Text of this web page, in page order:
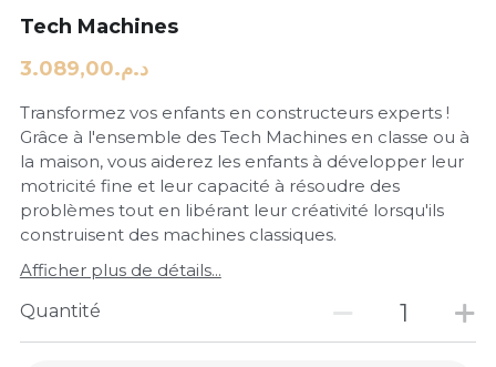
Tech Machines
د.م.3.089,00
Transformez vos enfants en constructeurs experts !
Grâce à l'ensemble des Tech Machines en classe ou à
la maison, vous aiderez les enfants à développer leur
motricité fine et leur capacité à résoudre des
problèmes tout en libérant leur créativité lorsqu'ils
construisent des machines classiques.
Afficher plus de détails...
Quantité